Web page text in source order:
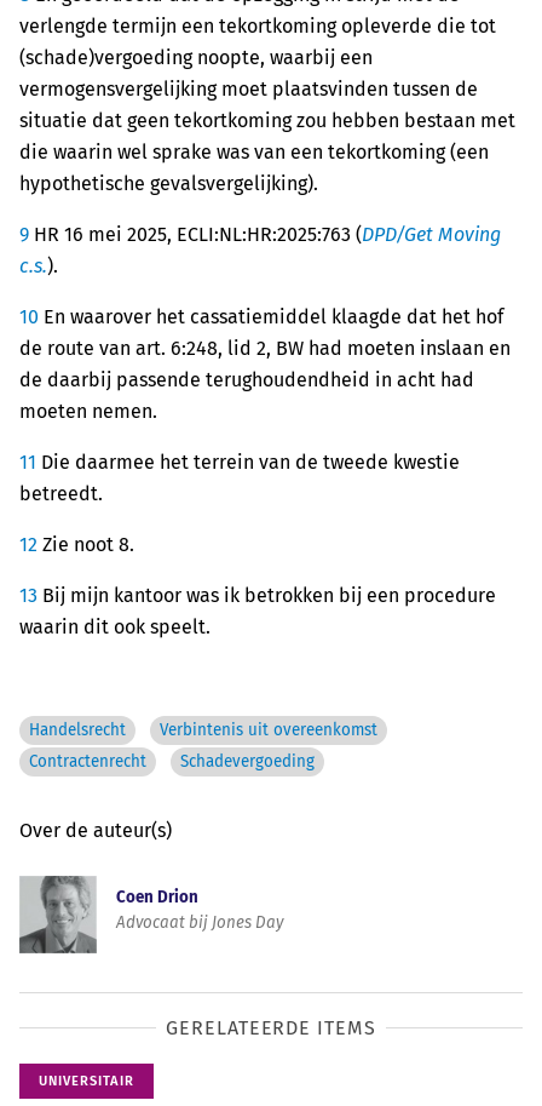
verlengde termijn een tekortkoming opleverde die tot
(schade)vergoeding noopte, waarbij een
vermogensvergelijking moet plaatsvinden tussen de
situatie dat geen tekortkoming zou hebben bestaan met
die waarin wel sprake was van een tekortkoming (een
hypothetische gevalsvergelijking).
9 HR 16 mei 2025, ECLI:NL:HR:2025:763 (DPD/Get Moving
c.s.).
10 En waarover het cassatiemiddel klaagde dat het hof
de route van art. 6:248, lid 2, BW had moeten inslaan en
de daarbij passende terughoudendheid in acht had
moeten nemen.
11 Die daarmee het terrein van de tweede kwestie
betreedt.
12 Zie noot 8.
13 Bij mijn kantoor was ik betrokken bij een procedure
waarin dit ook speelt.
Handelsrecht
Verbintenis uit overeenkomst
Contractenrecht
Schadevergoeding
Over de auteur(s)
Coen Drion
Advocaat bij Jones Day
GERELATEERDE ITEMS
UNIVERSITAIR